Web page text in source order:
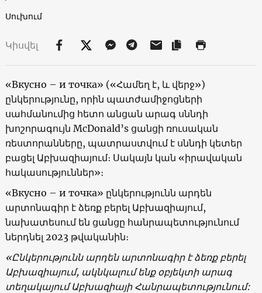
Սուխում
Կիսվել
«Вкусно – и точка» («Համեղ է, և վերջ»)
ընկերությունը, որին պատժամիջոցների
սահմանումից հետո անցան արագ սննդի
խոշորագույն McDonald’s ցանցի ռուսական
ռեստորանները, պատրաստվում է սննդի կետեր
բացել Աբխազիայում։ Սակայն կան «իրավական
հակասություններ»։
«Вкусно – и точка» ընկերությունն արդեն
արտոնագիր է ձեռք բերել Աբխազիայում,
նախատեսում են ցանցը հանրապետությունում
ներդնել 2023 թվականին։
«Ընկերությունն արդեն արտոնագիր է ձեռք բերել
Աբխազիայում, ակնկալում ենք օբյեկտի արագ
տեղակայում Աբխազիայի Հանրապետությունում: